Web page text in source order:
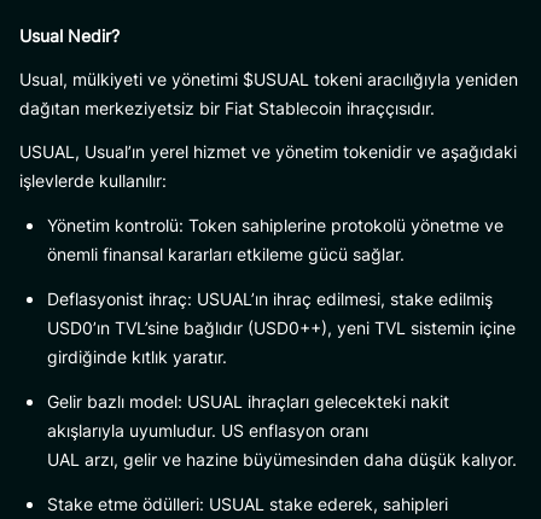
Usual Nedir?
Usual, mülkiyeti ve yönetimi $USUAL tokeni aracılığıyla yeniden
dağıtan merkeziyetsiz bir Fiat Stablecoin ihraççısıdır.
USUAL, Usual’ın yerel hizmet ve yönetim tokenidir ve aşağıdaki
işlevlerde kullanılır:
Yönetim kontrolü: Token sahiplerine protokolü yönetme ve
önemli finansal kararları etkileme gücü sağlar.
Deflasyonist ihraç: USUAL’ın ihraç edilmesi, stake edilmiş
USD0’ın TVL’sine bağlıdır (USD0++), yeni TVL sistemin içine
girdiğinde kıtlık yaratır.
Gelir bazlı model: USUAL ihraçları gelecekteki nakit
akışlarıyla uyumludur. US enflasyon oranı
UAL arzı, gelir ve hazine büyümesinden daha düşük kalıyor.
Stake etme ödülleri: USUAL stake ederek, sahipleri